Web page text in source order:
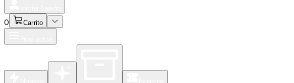
0 Carrito